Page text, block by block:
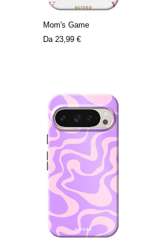
Mom's Game
Da 23,99 €